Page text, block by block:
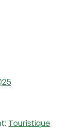
Touristique